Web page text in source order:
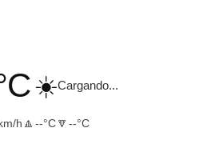
☀️Cargando...
h 🔼 --°C🔽 --°C